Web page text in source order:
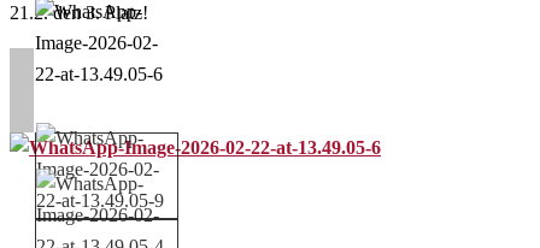
21.2. den 3. Platz!